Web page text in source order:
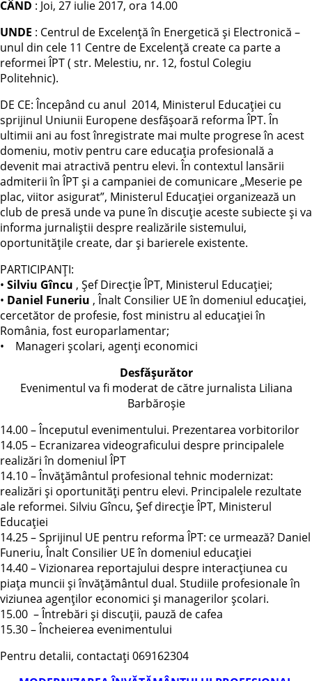
CÂND : Joi, 27 iulie 2017, ora 14.00
UNDE : Centrul de Excelență în Energetică și Electronică –
unul din cele 11 Centre de Excelență create ca parte a
reformei ÎPT ( str. Melestiu, nr. 12, fostul Colegiu
Politehnic).
DE CE: Începând cu anul 2014, Ministerul Educației cu
sprijinul Uniunii Europene desfășoară reforma ÎPT. În
ultimii ani au fost înregistrate mai multe progrese în acest
domeniu, motiv pentru care educația profesională a
devenit mai atractivă pentru elevi. În contextul lansării
admiterii în ÎPT și a campaniei de comunicare „Meserie pe
plac, viitor asigurat”, Ministerul Educației organizează un
club de presă unde va pune în discuție aceste subiecte și va
informa jurnaliștii despre realizările sistemului,
oportunitățile create, dar și barierele existente.
PARTICIPANȚI:
• Silviu Gîncu , Șef Direcție ÎPT, Ministerul Educației;
• Daniel Funeriu , Înalt Consilier UE în domeniul educației,
cercetător de profesie, fost ministru al educației în
România, fost europarlamentar;
• Manageri școlari, agenți economici
Desfășurător
Evenimentul va fi moderat de către jurnalista Liliana
Barbăroșie
14.00 – Începutul evenimentului. Prezentarea vorbitorilor
14.05 – Ecranizarea videograficului despre principalele
realizări în domeniul ÎPT
14.10 – Învățământul profesional tehnic modernizat:
realizări și oportunități pentru elevi. Principalele rezultate
ale reformei. Silviu Gîncu, Șef direcție ÎPT, Ministerul
Educației
14.25 – Sprijinul UE pentru reforma ÎPT: ce urmează? Daniel
Funeriu, Înalt Consilier UE în domeniul educației
14.40 – Vizionarea reportajului despre interacțiunea cu
piața muncii și învățământul dual. Studiile profesionale în
viziunea agenților economici și managerilor școlari.
15.00 – Întrebări și discuții, pauză de cafea
15.30 – Încheierea evenimentului
Pentru detalii, contactați 069162304